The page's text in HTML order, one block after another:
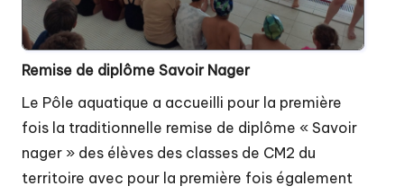
Remise de diplôme Savoir Nager
Le Pôle aquatique a accueilli pour la première
fois la traditionnelle remise de diplôme « Savoir
nager » des élèves des classes de CM2 du
territoire avec pour la première fois également